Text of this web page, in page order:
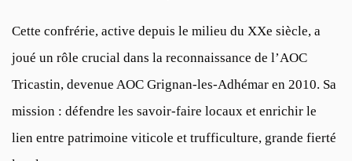
Cette confrérie, active depuis le milieu du XXe siècle, a
joué un rôle crucial dans la reconnaissance de l’AOC
Tricastin, devenue AOC Grignan-les-Adhémar en 2010. Sa
mission : défendre les savoir-faire locaux et enrichir le
lien entre patrimoine viticole et trufficulture, grande fierté